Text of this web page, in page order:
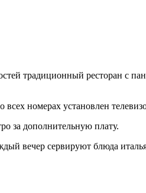
традиционный ресторан с
номерах установлен
за дополнительную плату.
вечер сервируют блюда